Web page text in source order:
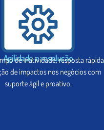
Agilidade e resolução
de inatividade, resposta rápida
de impactos nos negócios com
suporte ágil e proativo.